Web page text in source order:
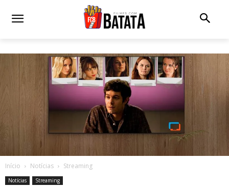
Início Notícias Streaming
Notícias Streaming